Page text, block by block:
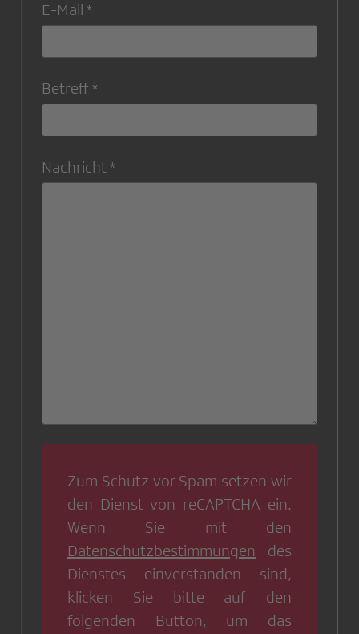
E-Mail
Betreff
Nachricht
Zum Schutz vor Spam setzen wir
den Dienst von reCAPTCHA ein.
Wenn Sie mit den
Datenschutzbestimmungen des
Dienstes einverstanden sind,
klicken Sie bitte auf den
folgenden Button, um das